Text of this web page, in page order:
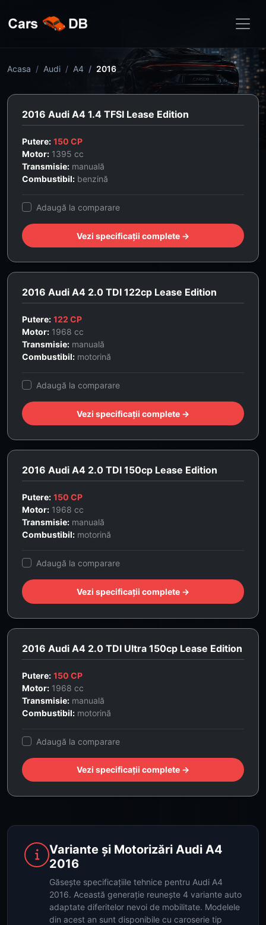
Acasa Audi A4 2016
2016 Audi A4 1.4 TFSI Lease Edition
Putere: 150 CP
Motor: 1395 cc
Transmisie: manuală
Combustibil: benzină
Adaugă la comparare
Vezi specificații complete →
2016 Audi A4 2.0 TDI 122cp Lease Edition
Putere: 122 CP
Motor: 1968 cc
Transmisie: manuală
Combustibil: motorină
Adaugă la comparare
Vezi specificații complete →
2016 Audi A4 2.0 TDI 150cp Lease Edition
Putere: 150 CP
Motor: 1968 cc
Transmisie: manuală
Combustibil: motorină
Adaugă la comparare
Vezi specificații complete →
2016 Audi A4 2.0 TDI Ultra 150cp Lease Edition
Putere: 150 CP
Motor: 1968 cc
Transmisie: manuală
Combustibil: motorină
Adaugă la comparare
Vezi specificații complete →
Variante și Motorizări Audi A4
2016
Găsește specificațiile tehnice pentru Audi A4
2016. Această generație reunește 4 variante auto
adaptate diferitelor nevoi de mobilitate. Modelele
din acest an sunt disponibile cu caroserie tip